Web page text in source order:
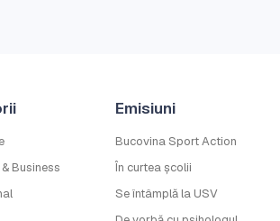
Business
Emisiuni
Bucovina Sport Action
În curtea școlii
Se întâmplă la USV